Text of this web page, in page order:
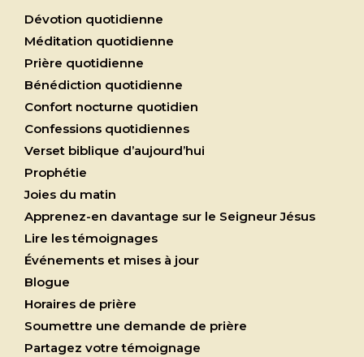
Dévotion quotidienne
Méditation quotidienne
Prière quotidienne
Bénédiction quotidienne
Confort nocturne quotidien
Confessions quotidiennes
Verset biblique d’aujourd’hui
Prophétie
Joies du matin
Apprenez-en davantage sur le Seigneur Jésus
Lire les témoignages
Événements et mises à jour
Blogue
Horaires de prière
Soumettre une demande de prière
Partagez votre témoignage